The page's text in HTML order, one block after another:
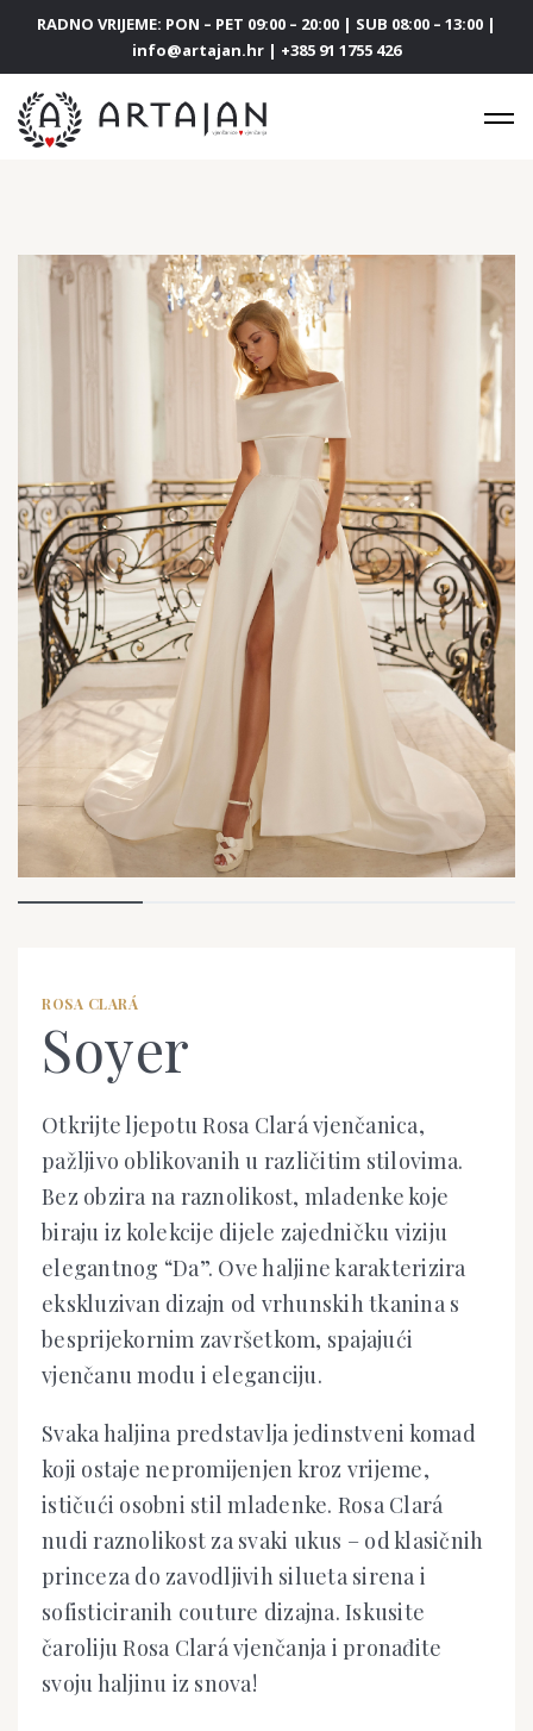
RADNO VRIJEME: PON – PET 09:00 – 20:00 | SUB 08:00 – 13:00 |
info@artajan.hr | +385 91 1755 426
Soyer
Otkrijte ljepotu Rosa Clará vjenčanica,
pažljivo oblikovanih u različitim stilovima.
Bez obzira na raznolikost, mladenke koje
biraju iz kolekcije dijele zajedničku viziju
elegantnog “Da”. Ove haljine karakterizira
ekskluzivan dizajn od vrhunskih tkanina s
besprijekornim završetkom, spajajući
vjenčanu modu i eleganciju.
Svaka haljina predstavlja jedinstveni komad
koji ostaje nepromijenjen kroz vrijeme,
ističući osobni stil mladenke. Rosa Clará
nudi raznolikost za svaki ukus – od klasičnih
princeza do zavodljivih silueta sirena i
sofisticiranih couture dizajna. Iskusite
čaroliju Rosa Clará vjenčanja i pronađite
svoju haljinu iz snova!
ROSA CLARÁ